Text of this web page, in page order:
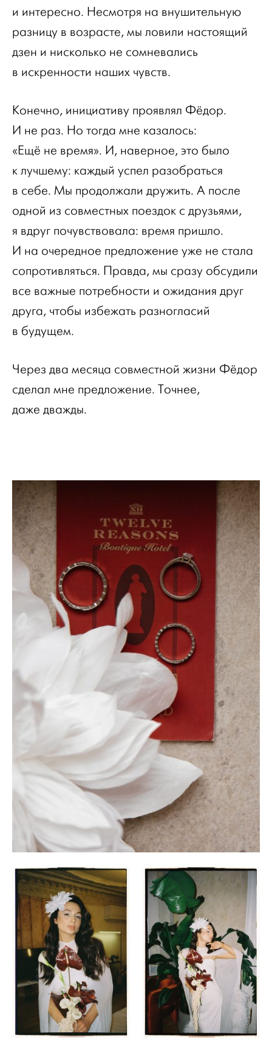
и интересно. Несмотря на внушительную
разницу в возрасте, мы ловили настоящий
дзен и нисколько не сомневались
в искренности наших чувств.
Конечно, инициативу проявлял Фёдор.
И не раз. Но тогда мне казалось:
«Ещё не время». И, наверное, это было
к лучшему: каждый успел разобраться
в себе. Мы продолжали дружить. А после
одной из совместных поездок с друзьями,
я вдруг почувствовала: время пришло.
И на очередное предложение уже не стала
сопротивляться. Правда, мы сразу обсудили
все важные потребности и ожидания друг
друга, чтобы избежать разногласий
в будущем.
Через два месяца совместной жизни Фёдор
сделал мне предложение. Точнее,
даже дважды.